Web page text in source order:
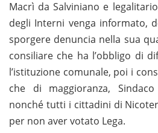
Macrì da Salviniano e
degli Interni venga informato,
sporgere denuncia nella sua
consiliare che ha l’obbligo di
l’istituzione comunale, poi i
che di maggioranza,
nonché tutti i cittadini di
per non aver votato Lega.